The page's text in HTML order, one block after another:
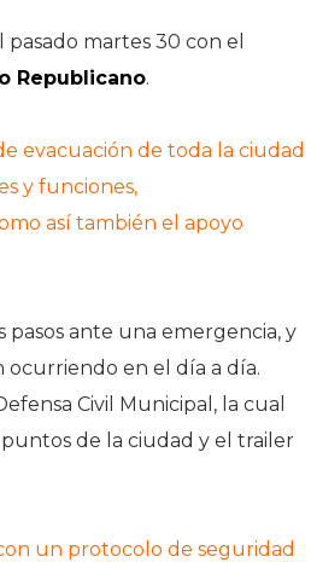
martes 30 con el
Republicano.
evacuación de toda la ciudad
y funciones,
así también el apoyo
ante una emergencia, y
ocurriendo en el día a día.
Civil Municipal, la cual
de la ciudad y el trailer
un protocolo de seguridad